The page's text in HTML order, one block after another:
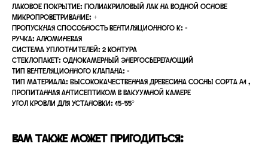
Лаковое покрытие: Полиакриловый лак на водной основе
Микропроветривание: +
Пропускная способность вентиляционного к: -
Ручка: Алюминевая
Система уплотнителей: 2 контура
Стеклопакет: Однокамерный энергосберегающий
Тип вентеляционного клапана: -
Тип материала: Высококачественная древесина сосны сорта A1 ,
пропитанная антисептиком в вакуумной камере
Угол кровли для установки: 15-55°
Вам также может пригодиться: